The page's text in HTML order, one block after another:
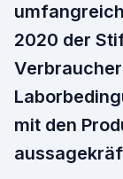
2020 der
mit den